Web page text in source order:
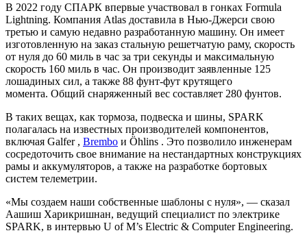
В 2022 году СПАРК впервые участвовал в гонках Formula
Lightning. Компания Atlas доставила в Нью-Джерси свою
третью и самую недавно разработанную машину. Он имеет
изготовленную на заказ стальную решетчатую раму, скорость
от нуля до 60 миль в час за три секунды и максимальную
скорость 160 миль в час. Он производит заявленные 125
лошадиных сил, а также 88 фунт-фут крутящего
момента. Общий снаряженный вес составляет 280 фунтов.
В таких вещах, как тормоза, подвеска и шины, SPARK
полагалась на известных производителей компонентов,
включая Galfer , Brembo и Öhlins . Это позволило инженерам
сосредоточить свое внимание на нестандартных конструкциях
рамы и аккумуляторов, а также на разработке бортовых
систем телеметрии.
«Мы создаем наши собственные шаблоны с нуля», — сказал
Аашиш Харикришнан, ведущий специалист по электрике
SPARK, в интервью U of M’s Electric & Computer Engineering.